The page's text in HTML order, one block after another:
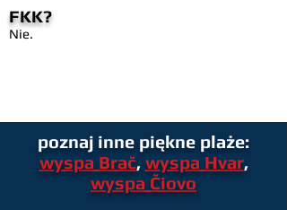
FKK?
Nie.
poznaj inne piękne plaże:
wyspa Brač, wyspa Hvar,
wyspa Čiovo